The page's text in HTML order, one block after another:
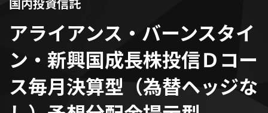
アライアンス・バーンスタイ
ン・新興国成長株投信Ｄコー
ス毎月決算型（為替ヘッジな